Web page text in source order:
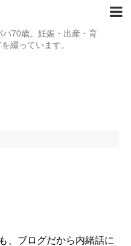
70歳。妊娠・出産・育
綴っています。
、ブログだから内緒話に